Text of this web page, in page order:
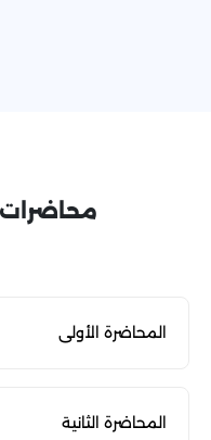
محاضرات
المحاضرة الأولى
المحاضرة الثانية